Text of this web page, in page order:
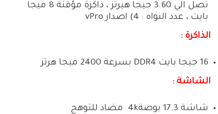
تصل الي 3.60 جيجا هيرتز ، ذاكرة مؤقتة 8 ميجا
بايت ، عدد النواه : 4) اصدار vPro
الذاكرة :
16 جيجا بايت DDR4 بسرعة 2400 ميجا هرتز
الشاشة :
شاشة 17.3 بوصة4k مضاد للتوهج